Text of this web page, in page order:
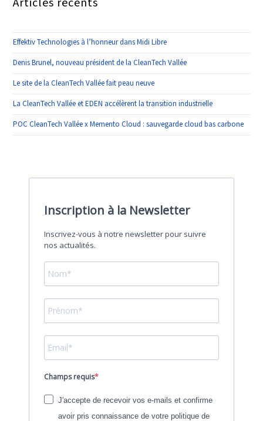
Effektiv Technologies à l’honneur dans Midi Libre
Denis Brunel, nouveau président de la CleanTech Vallée
Le site de la CleanTech Vallée fait peau neuve
La CleanTech Vallée et EDEN accélèrent la transition industrielle
POC CleanTech Vallée x Memento Cloud : sauvegarde cloud bas carbone
Inscription à la Newsletter
Inscrivez-vous à notre newsletter pour suivre
nos actualités.
Champs requis
J'accepte de recevoir vos e-mails et confirme
avoir pris connaissance de votre politique de